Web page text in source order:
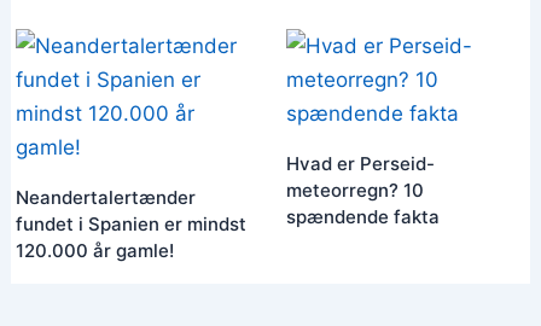
Neandertalertænder
fundet i Spanien er mindst
120.000 år gamle!
Hvad er Perseid-
meteorregn? 10
spændende fakta